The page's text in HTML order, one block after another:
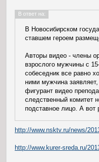
В ответ на:
В Новосибирском
ставшем героем
Авторы видео - члены
взрослого мужчины с
собеседник все равно
ними мужчина
фигурант видео
следственный комитет
подставное лицо. А вот
http://www.nsktv.ru/news/
http://www.kurer-sreda.ru/